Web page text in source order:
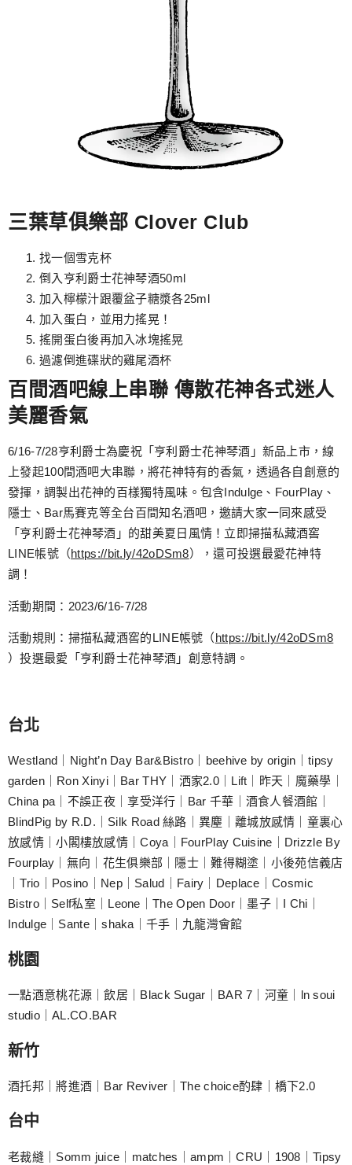
三葉草俱樂部 Clover Club
找一個雪克杯
倒入亨利爵士花神琴酒50ml
加入檸檬汁跟覆盆子糖漿各25ml
加入蛋白，並用力搖晃！
搖開蛋白後再加入冰塊搖晃
過濾倒進碟狀的雞尾酒杯
百間酒吧線上串聯 傳散花神各式迷人
美麗香氣
6/16-7/28亨利爵士為慶祝「亨利爵士花神琴酒」新品上市，線
上發起100間酒吧大串聯，將花神特有的香氣，透過各自創意的
發揮，調製出花神的百樣獨特風味。包含Indulge、FourPlay、
隱士、Bar馬賽克等全台百間知名酒吧，邀請大家一同來感受
「亨利爵士花神琴酒」的甜美夏日風情！立即掃描私藏酒窖
LINE帳號（https://bit.ly/42oDSm8），還可投選最愛花神特
調！
活動期間：2023/6/16-7/28
活動規則：掃描私藏酒窖的LINE帳號（https://bit.ly/42oDSm8
）投選最愛「亨利爵士花神琴酒」創意特調。
台北
Westland｜Night’n Day Bar&Bistro｜beehive by origin｜tipsy
garden｜Ron Xinyi｜Bar THY｜洒家2.0｜Lift｜昨天｜魔藥學｜
China pa｜不誤正夜｜享受洋行｜Bar 千華｜酒食人餐酒館｜
BlindPig by R.D.｜Silk Road 絲路｜異塵｜離城放感情｜童裏心
放感情｜小閣樓放感情｜Coya｜FourPlay Cuisine｜Drizzle By
Fourplay｜無向｜花生俱樂部｜隱士｜難得糊塗｜小後苑信義店
｜Trio｜Posino｜Nep｜Salud｜Fairy｜Deplace｜Cosmic
Bistro｜Self私室｜Leone｜The Open Door｜墨子｜I Chi｜
Indulge｜Sante｜shaka｜千手｜九龍灣會館
桃園
一點酒意桃花源｜飲居｜Black Sugar｜BAR 7｜河童｜ln soui
studio｜AL.CO.BAR
新竹
酒托邦｜將進酒｜Bar Reviver｜The choice酌肆｜橋下2.0
台中
老裁縫｜Somm juice｜matches｜ampm｜CRU｜1908｜Tipsy